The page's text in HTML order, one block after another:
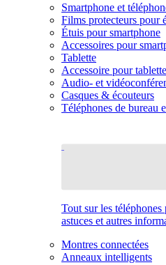
Smartphone et
Films protecteurs pour
Étuis pour smartphone
Accessoires pour
Tablette
Accessoire pour tablette
Audio- et
Casques & écouteurs
Téléphones de bureau
Tout sur les téléphones
astuces et autres
Montres connectées
Anneaux intelligents